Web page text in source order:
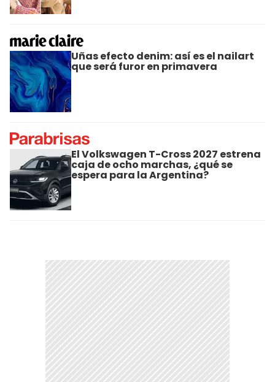
Uñas efecto denim: así es el nailart
que será furor en primavera
El Volkswagen T-Cross 2027 estrena
caja de ocho marchas, ¿qué se
espera para la Argentina?